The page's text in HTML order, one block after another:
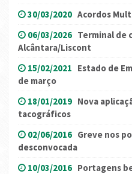
30/03/2020 Acordos
06/03/2026 Terminal de
Alcântara/Liscont
15/02/2021 Estado de
de março
18/01/2019 Nova
tacográficos
02/06/2016 Greve nos
desconvocada
10/03/2016 Portagens